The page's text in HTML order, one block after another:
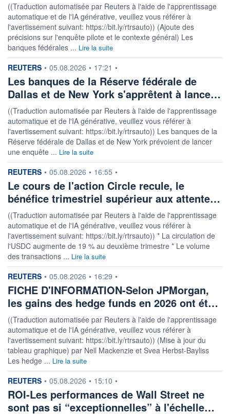
((Traduction automatisée par Reuters à l'aide de l'apprentissage
automatique et de l'IA générative, veuillez vous référer à
l'avertissement suivant: https://bit.ly/rtrsauto)) (Ajoute des
précisions sur l'enquête pilote et le contexte général) Les
banques fédérales ... Lire la suite
information fournie par
REUTERS • 05.08.2026 • 17:21 •
Les banques de la Réserve fédérale de
Dallas et de New York s'apprêtent à lance…
((Traduction automatisée par Reuters à l'aide de l'apprentissage
automatique et de l'IA générative, veuillez vous référer à
l'avertissement suivant: https://bit.ly/rtrsauto)) Les banques de la
Réserve fédérale de Dallas et de New York prévoient de lancer
une enquête ... Lire la suite
information fournie par
REUTERS • 05.08.2026 • 16:55 •
Le cours de l'action Circle recule, le
bénéfice trimestriel supérieur aux attente…
((Traduction automatisée par Reuters à l'aide de l'apprentissage
automatique et de l'IA générative, veuillez vous référer à
l'avertissement suivant: https://bit.ly/rtrsauto)) * La circulation de
l'USDC augmente de 19 % au deuxième trimestre * Le volume
des transactions ... Lire la suite
information fournie par
REUTERS • 05.08.2026 • 16:29 •
FICHE D'INFORMATION-Selon JPMorgan,
les gains des hedge funds en 2026 ont ét…
((Traduction automatisée par Reuters à l'aide de l'apprentissage
automatique et de l'IA générative, veuillez vous référer à
l'avertissement suivant: https://bit.ly/rtrsauto)) (Mise à jour du
tableau graphique) par Nell Mackenzie et Svea Herbst-Bayliss
Les hedge ... Lire la suite
information fournie par
REUTERS • 05.08.2026 • 15:10 •
ROI-Les performances de Wall Street ne
sont pas si “exceptionnelles” à l'échelle…